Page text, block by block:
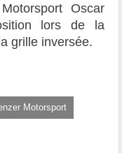
Oscar
lors de la
grille inversée.
Motorsport